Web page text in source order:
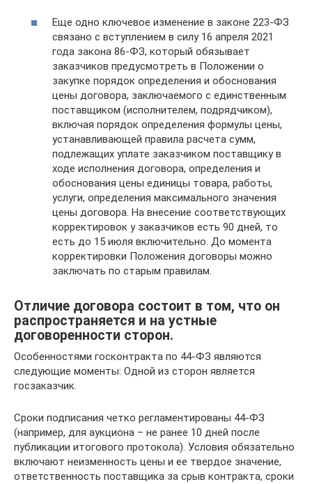
Еще одно ключевое изменение в законе 223-ФЗ
связано с вступлением в силу 16 апреля 2021
года закона 86-ФЗ, который обязывает
заказчиков предусмотреть в Положении о
закупке порядок определения и обоснования
цены договора, заключаемого с единственным
поставщиком (исполнителем, подрядчиком),
включая порядок определения формулы цены,
устанавливающей правила расчета сумм,
подлежащих уплате заказчиком поставщику в
ходе исполнения договора, определения и
обоснования цены единицы товара, работы,
услуги, определения максимального значения
цены договора. На внесение соответствующих
корректировок у заказчиков есть 90 дней, то
есть до 15 июля включительно. До момента
корректировки Положения договоры можно
заключать по старым правилам.
Отличие договора состоит в том, что он
распространяется и на устные
договоренности сторон.
Особенностями госконтракта по 44-ФЗ являются
следующие моменты: Одной из сторон является
госзаказчик.
Сроки подписания четко регламентированы 44-ФЗ
(например, для аукциона – не ранее 10 дней после
публикации итогового протокола). Условия обязательно
включают неизменность цены и ее твердое значение,
ответственность поставщика за срыв контракта, сроки